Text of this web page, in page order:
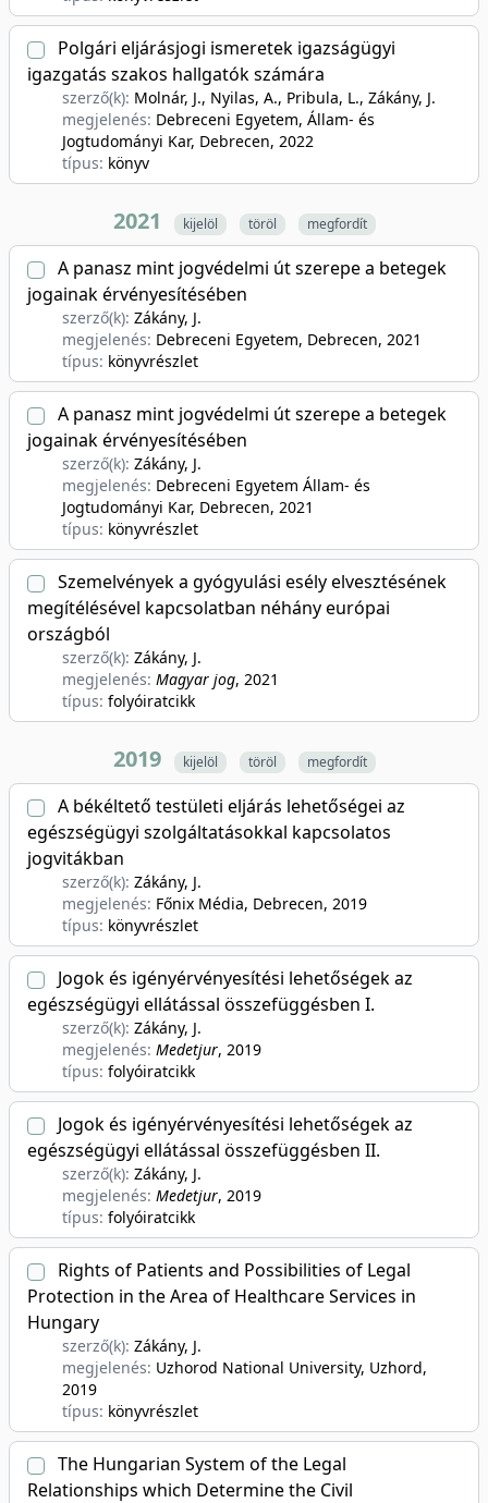
Polgári eljárásjogi ismeretek igazságügyi
igazgatás szakos hallgatók számára
szerző(k): Molnár, J., Nyilas, A., Pribula, L., Zákány, J.
megjelenés: Debreceni Egyetem, Állam- és
Jogtudományi Kar, Debrecen, 2022
típus: könyv
2021 kijelöl töröl megfordít
A panasz mint jogvédelmi út szerepe a betegek
jogainak érvényesítésében
szerző(k): Zákány, J.
megjelenés: Debreceni Egyetem, Debrecen, 2021
típus: könyvrészlet
A panasz mint jogvédelmi út szerepe a betegek
jogainak érvényesítésében
szerző(k): Zákány, J.
megjelenés: Debreceni Egyetem Állam- és
Jogtudományi Kar, Debrecen, 2021
típus: könyvrészlet
Szemelvények a gyógyulási esély elvesztésének
megítélésével kapcsolatban néhány európai
országból
szerző(k): Zákány, J.
megjelenés: Magyar jog, 2021
típus: folyóiratcikk
2019 kijelöl töröl megfordít
A békéltető testületi eljárás lehetőségei az
egészségügyi szolgáltatásokkal kapcsolatos
jogvitákban
szerző(k): Zákány, J.
megjelenés: Főnix Média, Debrecen, 2019
típus: könyvrészlet
Jogok és igényérvényesítési lehetőségek az
egészségügyi ellátással összefüggésben I.
szerző(k): Zákány, J.
megjelenés: Medetjur, 2019
típus: folyóiratcikk
Jogok és igényérvényesítési lehetőségek az
egészségügyi ellátással összefüggésben II.
szerző(k): Zákány, J.
megjelenés: Medetjur, 2019
típus: folyóiratcikk
Rights of Patients and Possibilities of Legal
Protection in the Area of Healthcare Services in
Hungary
szerző(k): Zákány, J.
megjelenés: Uzhorod National University, Uzhord,
2019
típus: könyvrészlet
The Hungarian System of the Legal
Relationships which Determine the Civil